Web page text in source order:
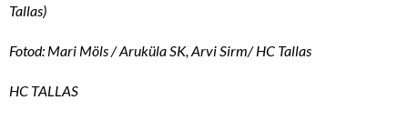
Tallas)
Fotod: Mari Möls / Aruküla SK, Arvi Sirm/ HC Tallas
HC TALLAS